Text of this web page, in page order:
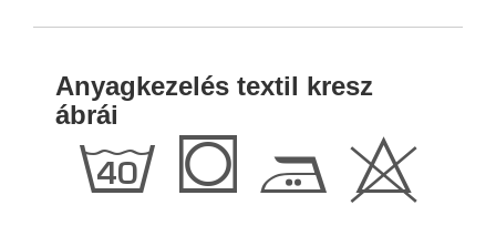
Anyagkezelés textil kresz
ábrái
h Q E H